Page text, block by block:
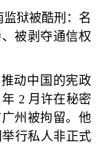
狱被酷刑：名
被剥夺通信权
动中国的宪政
年 2 月许在秘密
州被拘留。他
行私人非正式